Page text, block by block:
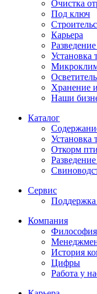
Очистка
Под ключ
Карьера
Установка
Хранение
Наши
Каталог
Установка
Откорм
Сервис
Поддержка
Компания
История
Цифры
Работа у